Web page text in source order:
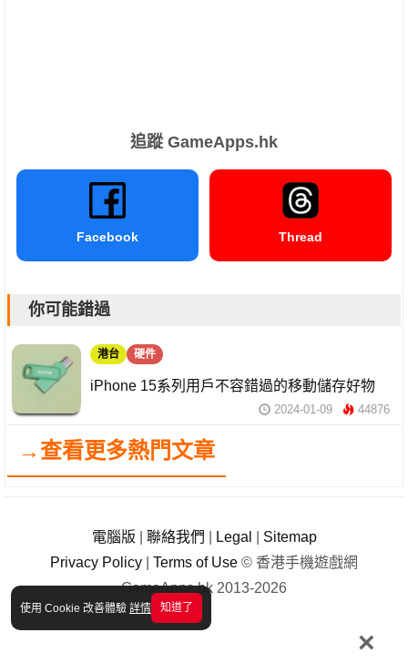
使用 Cookie 改善體驗 詳情 知道了
×
追蹤 GameApps.hk
Facebook Thread
你可能錯過
港台 硬件
iPhone 15系列用戶不容錯過的移動儲存好物
2024-01-09 44876
→查看更多熱門文章
電腦版 聯絡我們 Legal
Sitemap
Privacy Policy
Terms of Use © 香港手機遊戲網
GameApps.hk 2013-2026